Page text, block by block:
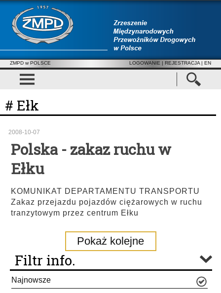
ZMPD w POLSCE LOGOWANIE | REJESTRACJA | EN
# Ełk
2008-10-07
Polska - zakaz ruchu w
Ełku
KOMUNIKAT DEPARTAMENTU TRANSPORTU
Zakaz przejazdu pojazdów ciężarowych w ruchu
tranzytowym przez centrum Ełku
Pokaż kolejne
Filtr info.
Najnowsze